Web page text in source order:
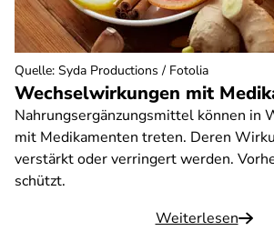
Wechselwirkungen mit
Nahrungsergänzungsmittel können in
mit Medikamenten treten. Deren
verstärkt oder verringert werden.
schützt.
Weiterlesen
Quelle: Syda Productions / Fotolia